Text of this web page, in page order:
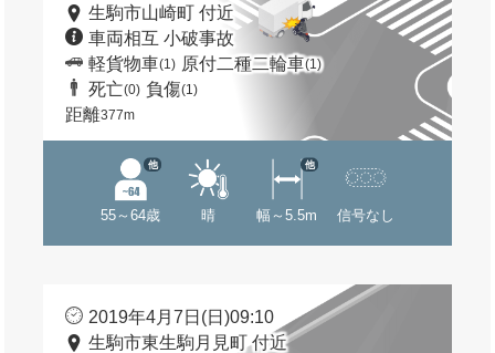
生駒市山崎町 付近
車両相互 小破事故
軽貨物車(1) 原付二種二輪車(1)
死亡(0) 負傷(1)
距離377m
55～64歳
他
晴 幅～5.5m
他
信号なし
2019年4月7日(日)09:10
生駒市東生駒月見町 付近